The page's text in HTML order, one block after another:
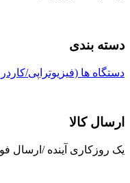
دسته بندی
دستگاه ها (فیزیوتراپی/
ارسال کالا
یک روزکاری آینده /ارسال